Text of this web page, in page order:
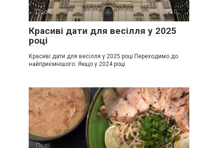
Події 0
Красиві дати для весілля у 2025
році
Красиві дати для весілля у 2025 році Переходимо до
найприємнішого. Якщо у 2024 році
Події 0